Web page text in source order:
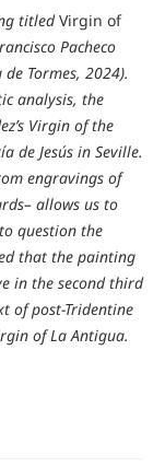
titledVirgin of
Pacheco
de Tormes, 2024).
analysis, the
Virgin of the
de Jesús in Seville.
engravings of
allows us to
question the
that the painting
in the second third
of post-Tridentine
of La Antigua.